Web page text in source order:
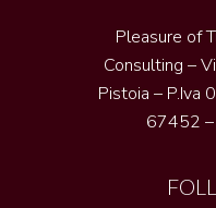
Pleasure of
Consulting –
Pistoia –
67452